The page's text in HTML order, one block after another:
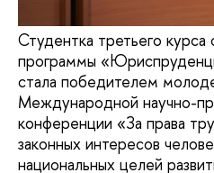
Студентка третьего курса
программы
стала победителем
Международной научно-
конференции «За права
законных интересов
национальных целей